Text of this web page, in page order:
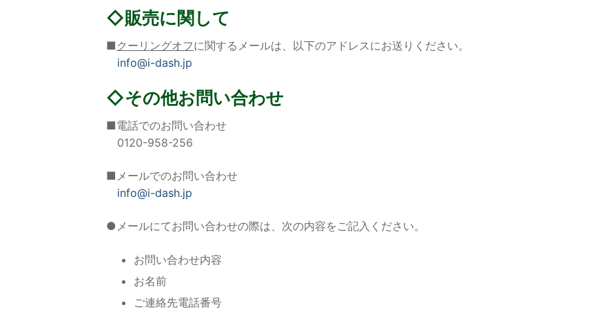
◇販売に関して
■ クーリングオフに関するメールは、以下のアドレスにお送りください。
info@i-dash.jp
◇その他お問い合わせ
■電話でのお問い合わせ
0120-958-256
■メールでのお問い合わせ
info@i-dash.jp
●メールにてお問い合わせの際は、次の内容をご記入ください。
お問い合わせ内容
お名前
ご連絡先電話番号